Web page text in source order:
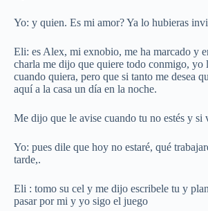
Yo: y quien. Es mi amor? Ya lo hubieras
Eli: es Alex, mi exnobio, me ha marcado y
charla me dijo que quiere todo conmigo, yo
cuando quiera, pero que si tanto me desea
aquí a la casa un día en la noche.
Me dijo que le avise cuando tu no estés y si
Yo: pues dile que hoy no estaré, qué
tarde,.
Eli : tomo su cel y me dijo escribele tu y
pasar por mi y yo sigo el juego